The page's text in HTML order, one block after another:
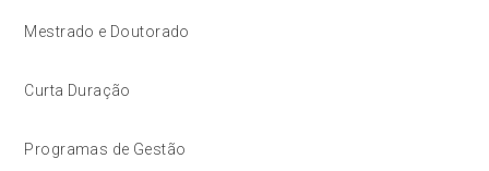
Mestrado e Doutorado
Curta Duração
Programas de Gestão